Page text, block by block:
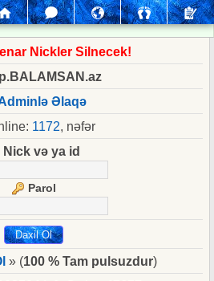
Nickler Silnecek!
Əlaqə
1172, nəfər
Nick və ya id
Parol
» (100 % Tam pulsuzdur)